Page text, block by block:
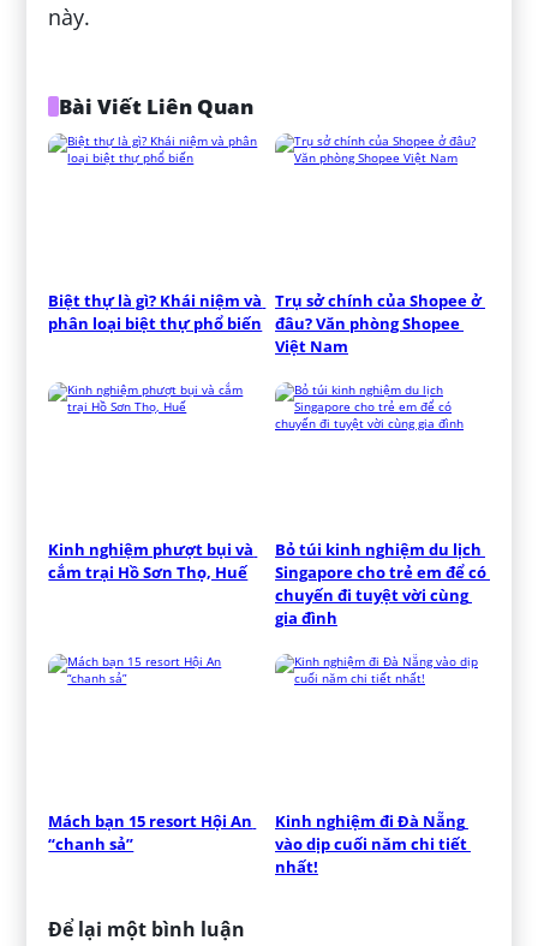
này.
Bài Viết Liên Quan
Biệt thự là gì? Khái niệm và
phân loại biệt thự phổ biến
Trụ sở chính của Shopee ở
đâu? Văn phòng Shopee
Việt Nam
Kinh nghiệm phượt bụi và
cắm trại Hồ Sơn Thọ, Huế
Bỏ túi kinh nghiệm du lịch
Singapore cho trẻ em để có
chuyến đi tuyệt vời cùng
gia đình
Mách bạn 15 resort Hội An
“chanh sả”
Kinh nghiệm đi Đà Nẵng
vào dịp cuối năm chi tiết
nhất!
Để lại một bình luận